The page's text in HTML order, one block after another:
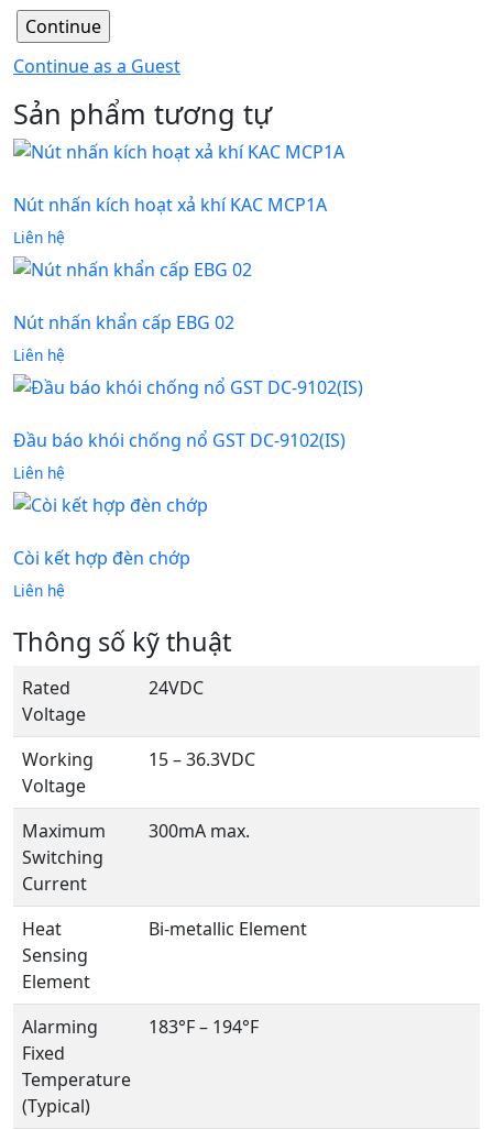
Continue as a Guest
Sản phẩm tương tự
Nút nhấn kích hoạt xả khí KAC MCP1A
Liên hệ
Nút nhấn khẩn cấp EBG 02
Liên hệ
Đầu báo khói chống nổ GST DC-9102(IS)
Liên hệ
Còi kết hợp đèn chớp
Liên hệ
Thông số kỹ thuật
Rated
Voltage
24VDC
Working
Voltage
15 – 36.3VDC
Maximum
Switching
Current
300mA max.
Heat
Sensing
Element
Bi-metallic Element
Alarming
Fixed
Temperature
(Typical)
183°F – 194°F